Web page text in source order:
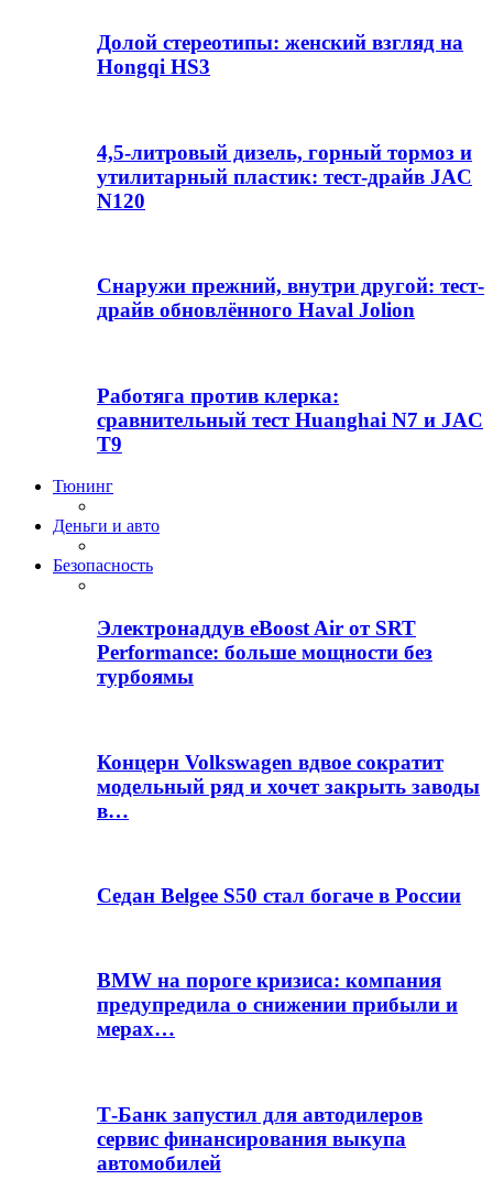
Долой стереотипы: женский взгляд на
Hongqi HS3
4,5-литровый дизель, горный тормоз и
утилитарный пластик: тест-драйв JAC
N120
Снаружи прежний, внутри другой: тест-
драйв обновлённого Haval Jolion
Работяга против клерка:
сравнительный тест Huanghai N7 и JAC
T9
Тюнинг
Деньги и авто
Безопасность
Электронаддув eBoost Air от SRT
Performance: больше мощности без
турбоямы
Концерн Volkswagen вдвое сократит
модельный ряд и хочет закрыть заводы
в…
Седан Belgee S50 стал богаче в России
BMW на пороге кризиса: компания
предупредила о снижении прибыли и
мерах…
Т-Банк запустил для автодилеров
сервис финансирования выкупа
автомобилей